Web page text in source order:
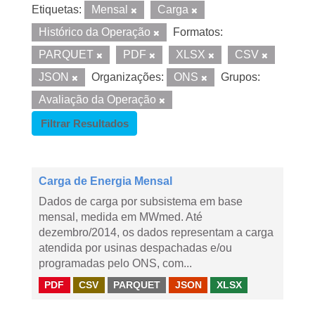
Etiquetas: Mensal
Carga
Histórico da Operação
Formatos:
PARQUET
PDF XLSX
CSV
JSON
Organizações: ONS
Grupos:
Avaliação da Operação
Filtrar Resultados
Carga de Energia Mensal
Dados de carga por subsistema em base
mensal, medida em MWmed. Até
dezembro/2014, os dados representam a carga
atendida por usinas despachadas e/ou
programadas pelo ONS, com...
PDF CSV PARQUET JSON XLSX